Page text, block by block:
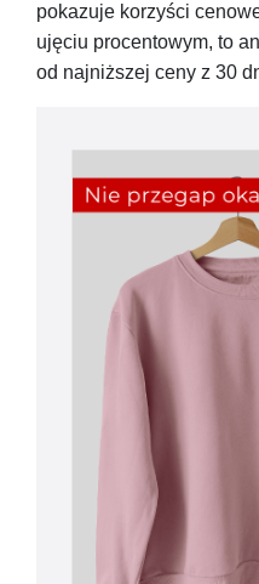
pokazuje korzyści
ujęciu procentowym, to
od najniższej ceny z 30